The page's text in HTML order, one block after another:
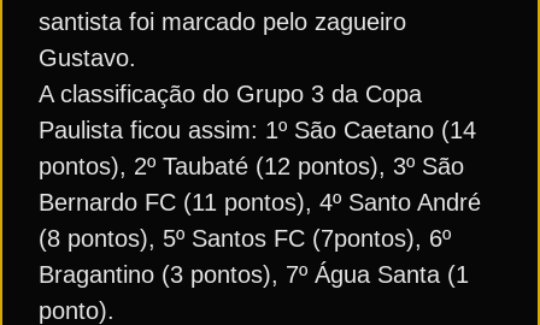
santista foi marcado pelo zagueiro
Gustavo.
A classificação do Grupo 3 da Copa
Paulista ficou assim: 1º São Caetano (14
pontos), 2º Taubaté (12 pontos), 3º São
Bernardo FC (11 pontos), 4º Santo André
(8 pontos), 5º Santos FC (7pontos), 6º
Bragantino (3 pontos), 7º Água Santa (1
ponto).